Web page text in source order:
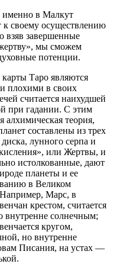
в Малкут
к своему осуществлению
взяв завершенные
мы сможем
потенции.
Таро являются
плохими в своих
считается наихудшей
при гадании. С этим
алхимическая теория,
составлены из трех
лунного серпа и
или Жертвы, и
истолкованные, дают
планеты и ее
в Великом
Марс, в
крестом, считается
солнечным;
кругом,
но внутренне
Писания, на устах —